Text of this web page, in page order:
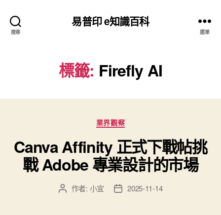
搜尋
易普印 e知識百科
選單
標籤: Firefly AI
分
類
業界觀察
Canva Affinity 正式下戰帖挑
戰 Adobe 專業設計的市場
文 作者: 小宜
文 2025-11-14